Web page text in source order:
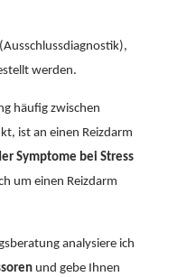
werden.
häufig zwischen
ist an einen Reizdarm
Symptome bei Stress
um einen Reizdarm
analysiere ich
und gebe Ihnen